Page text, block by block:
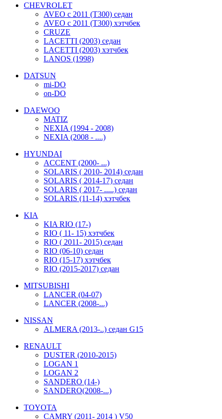
CHEVROLET
AVEO c 2011 (T300) седан
AVEO c 2011 (T300) хэтчбек
CRUZE
LACETTI (2003) седан
LACETTI (2003) хэтчбек
LANOS (1998)
DATSUN
mi-DO
on-DO
DAEWOO
MATIZ
NEXIA (1994 - 2008)
NEXIA (2008 - ....)
HYUNDAI
ACCENT (2000- ...)
SOLARIS ( 2010- 2014) седан
SOLARIS ( 2014-17) седан
SOLARIS ( 2017- .....) седан
SOLARIS (11-14) хэтчбек
KIA
KIA RIO (17-)
RIO ( 11- 15) хэтчбек
RIO ( 2011- 2015) седан
RIO (06-10) седан
RIO (15-17) хэтчбек
RIO (2015-2017) седан
MITSUBISHI
LANCER (04-07)
LANCER (2008-...)
NISSAN
ALMERA (2013-..) седан G15
RENAULT
DUSTER (2010-2015)
LOGAN 1
LOGAN 2
SANDERO (14-)
SANDERO(2008-...)
TOYOTA
CAMRY (2011- 2014 ) V50